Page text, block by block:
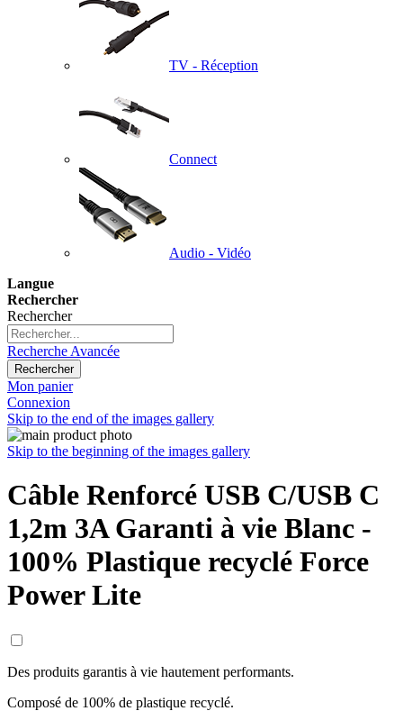
TV - Réception
Connect
Audio - Vidéo
Langue
Rechercher
Rechercher
Recherche Avancée
Rechercher
Mon panier
Connexion
Skip to the end of the images gallery
Skip to the beginning of the images gallery
Câble Renforcé USB C/USB C
1,2m 3A Garanti à vie Blanc -
100% Plastique recyclé Force
Power Lite
Des produits garantis à vie hautement performants.
Composé de 100% de plastique recyclé.